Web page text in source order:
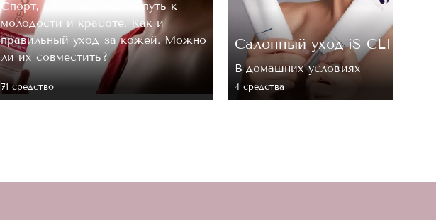
Спорт, как известно, — путь к
молодости и красоте. Как и
правильный уход за кожей. Можно
ли их совместить?
71 средство
Cалонный уход iS
В домашних условиях
4 средствa